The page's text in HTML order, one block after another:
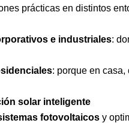
prácticas en distintos
e industriales:
: porque en casa,
solar inteligente
fotovoltaicos y